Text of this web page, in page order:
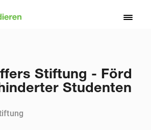
Stiftung - Förd
Studenten